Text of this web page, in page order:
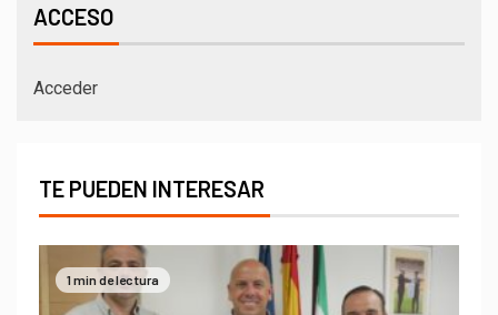
ACCESO
Acceder
TE PUEDEN INTERESAR
1 min de lectura